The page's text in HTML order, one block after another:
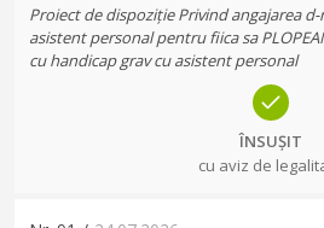
Proiect de dispoziție Privind angajarea d-
asistent personal pentru fiica sa
cu handicap grav cu asistent personal
ÎNSUȘIT
cu aviz de